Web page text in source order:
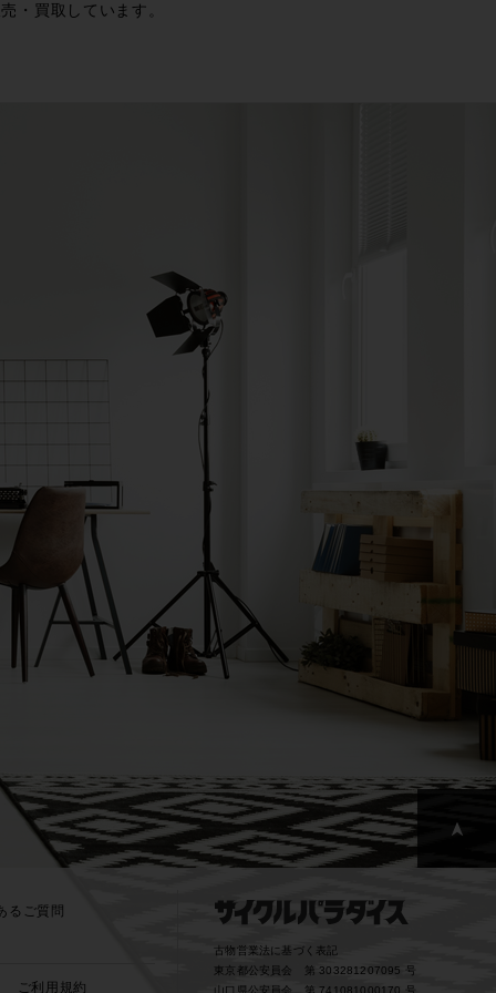
・買取しています。
るご質問
ご利用規約
古物営業法に基づく表記
東京都公安員会 第 303281207095 号
山口県公安員会 第 741081000170 号